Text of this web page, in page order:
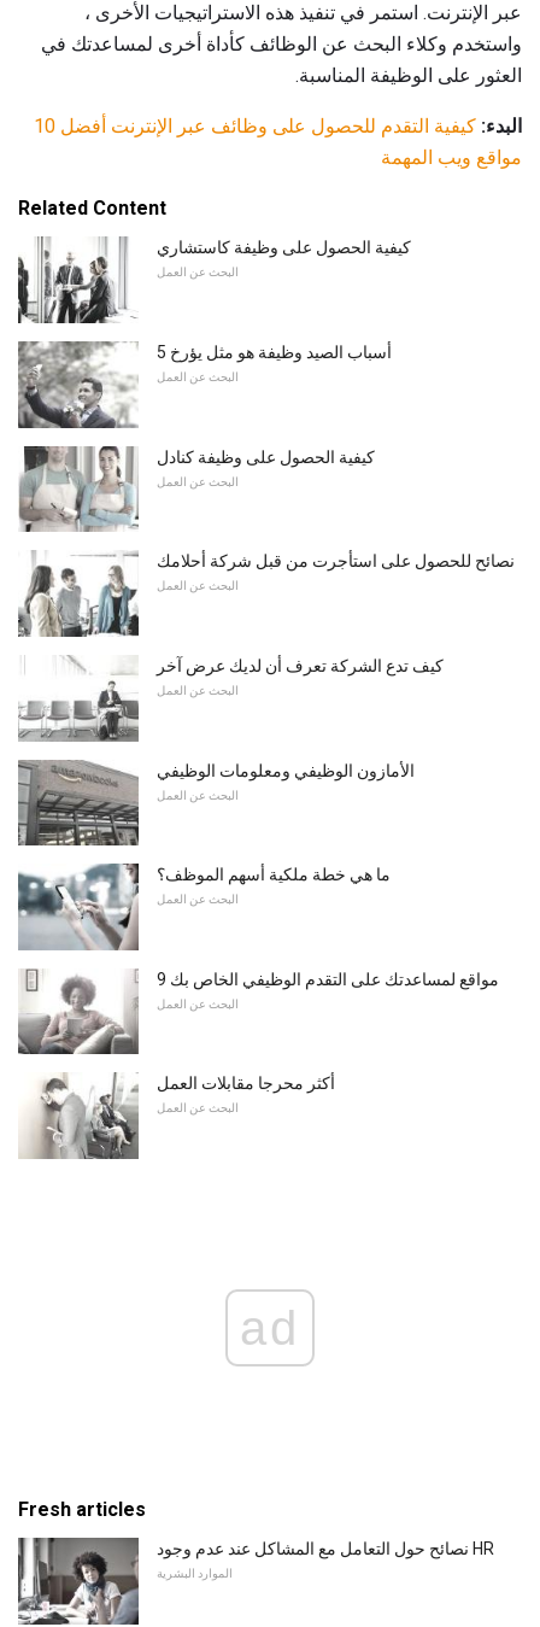
عبر الإنترنت. استمر في تنفيذ هذه الاستراتيجيات الأخرى ،
واستخدم وكلاء البحث عن الوظائف كأداة أخرى لمساعدتك في
العثور على الوظيفة المناسبة.
البدء: كيفية التقدم للحصول على وظائف عبر الإنترنت
أفضل 10
مواقع ويب المهمة
Related Content
كيفية الحصول على وظيفة كاستشاري
البحث عن العمل
5 أسباب الصيد وظيفة هو مثل يؤرخ
البحث عن العمل
كيفية الحصول على وظيفة كنادل
البحث عن العمل
نصائح للحصول على استأجرت من قبل شركة أحلامك
البحث عن العمل
كيف تدع الشركة تعرف أن لديك عرض آخر
البحث عن العمل
الأمازون الوظيفي ومعلومات الوظيفي
البحث عن العمل
ما هي خطة ملكية أسهم الموظف؟
البحث عن العمل
9 مواقع لمساعدتك على التقدم الوظيفي الخاص بك
البحث عن العمل
أكثر محرجا مقابلات العمل
البحث عن العمل
ad
Fresh articles
نصائح حول التعامل مع المشاكل عند عدم وجود HR
الموارد البشرية